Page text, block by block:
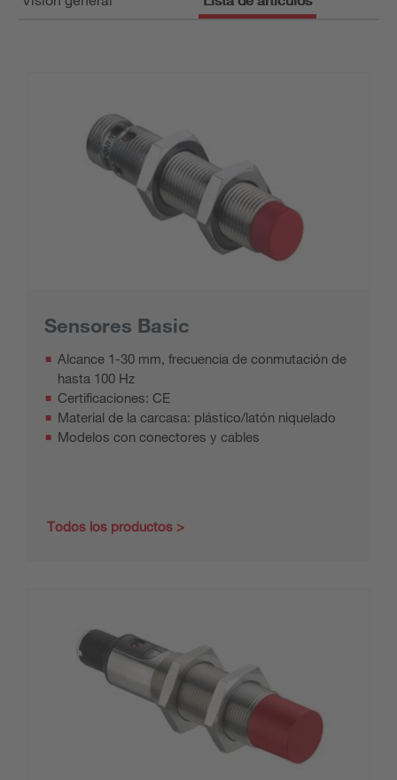
Sensores Basic
Alcance 1-30 mm, frecuencia de conmutación de
hasta 100 Hz
Certificaciones: CE
Material de la carcasa: plástico/latón niquelado
Modelos con conectores y cables
Todos los productos